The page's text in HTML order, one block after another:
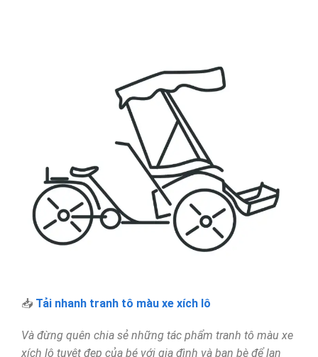
📥 Tải nhanh tranh tô màu xe xích lô
Và đừng quên chia sẻ những tác phẩm tranh tô màu xe
xích lô tuyệt đẹp của bé với gia đình và bạn bè để lan